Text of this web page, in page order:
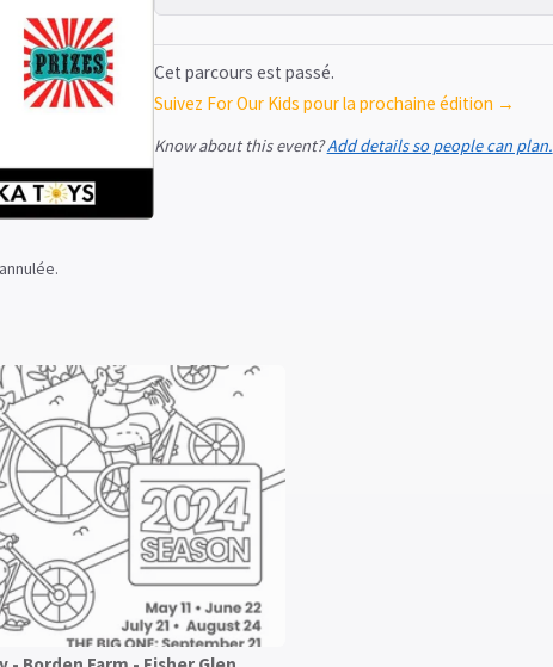
Cet parcours est passé.
Suivez For Our Kids pour la prochaine édition →
Know about this event?Add details so people can plan.